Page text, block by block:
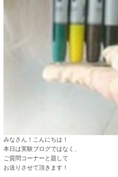
みなさん！こんにちは！
本日は実験ブログではなく、
ご質問コーナーと題して
お送りさせて頂きます！